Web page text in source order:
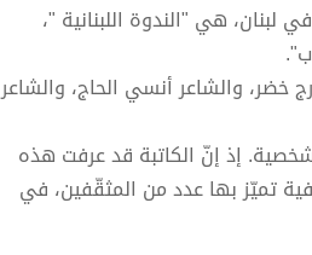
هي "الندوة اللبنانية "،
خضر، والشاعر أنسي الحاج، والشاعر
إذ إنّ الكاتبة قد عرفت هذه
تميّز بها عدد من المثقّفين، في